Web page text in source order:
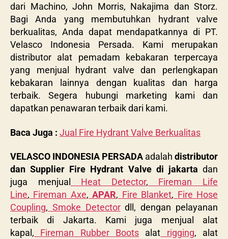
dari Machino, John Morris, Nakajima dan Storz.
Bagi Anda yang membutuhkan hydrant valve
berkualitas, Anda dapat mendapatkannya di PT.
Velasco Indonesia Persada. Kami merupakan
distributor alat pemadam kebakaran terpercaya
yang menjual hydrant valve dan perlengkapan
kebakaran lainnya dengan kualitas dan harga
terbaik. Segera hubungi marketing kami dan
dapatkan penawaran terbaik dari kami.
Baca Juga : Jual Fire Hydrant Valve Berkualitas
VELASCO INDONESIA PERSADA adalah distributor
dan Supplier Fire Hydrant Valve di jakarta dan
juga menjual
Heat Detector, Fireman Life
Line, Fireman Axe, APAR, Fire Blanket, Fire Hose
Coupling, Smoke Detectordll, dengan pelayanan
terbaik di Jakarta. Kami juga menjual alat
kapal, Fireman Rubber Boots alat rigging, alat